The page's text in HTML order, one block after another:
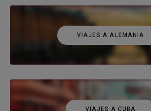
VIAJES A ALEMANIA
VIAJES A CUBA